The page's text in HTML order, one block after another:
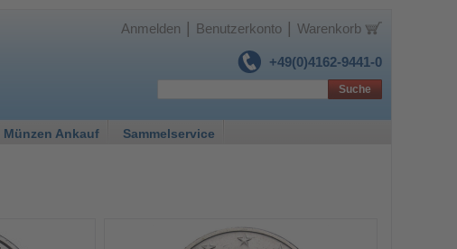
+49(0)4162-9441-0
Anmelden Benutzerkonto Warenkorb
Münzen Ankauf Sammelservice
Suche